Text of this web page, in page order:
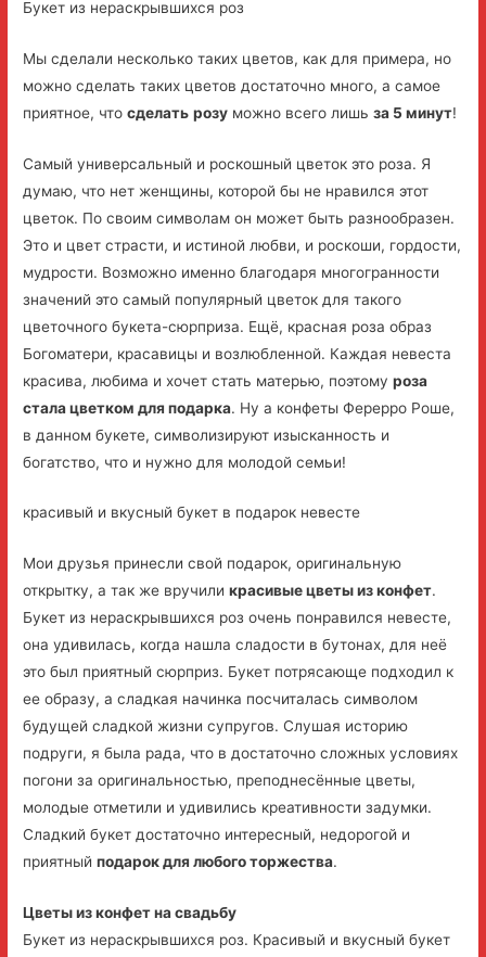
Букет из нераскрывшихся роз
Мы сделали несколько таких цветов, как для примера, но
можно сделать таких цветов достаточно много, а самое
приятное, чтосделать розу можно всего лишьза 5 минут!
Самый универсальный и роскошный цветок это роза. Я
думаю, что нет женщины, которой бы не нравился этот
цветок. По своим символам он может быть разнообразен.
Это и цвет страсти, и истиной любви, и роскоши, гордости,
мудрости. Возможно именно благодаря многогранности
значений это самый популярный цветок для такого
цветочного букета-сюрприза. Ещё, красная роза образ
Богоматери, красавицы и возлюбленной. Каждая невеста
красива, любима и хочет стать матерью, поэтомуроза
стала цветком для подарка. Ну а конфеты Ферерро Роше,
в данном букете, символизируют изысканность и
богатство, что и нужно для молодой семьи!
красивый и вкусный букет в подарок невесте
Мои друзья принесли свой подарок, оригинальную
открытку, а так же вручиликрасивые цветы из конфет.
Букет из нераскрывшихся роз очень понравился невесте,
она удивилась, когда нашла сладости в бутонах, для неё
это был приятный сюрприз. Букет потрясающе подходил к
ее образу, а сладкая начинка посчиталась символом
будущей сладкой жизни супругов. Слушая историю
подруги, я была рада, что в достаточно сложных условиях
погони за оригинальностью, преподнесённые цветы,
молодые отметили и удивились креативности задумки.
Сладкий букет достаточно интересный, недорогой и
приятныйподарок для любого торжества.
Цветы из конфет на свадьбу
Букет из нераскрывшихся роз. Красивый и вкусный букет